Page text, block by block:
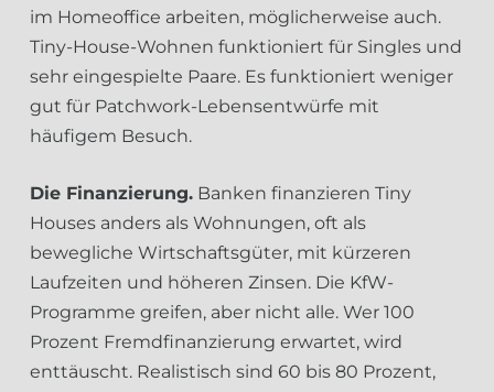
im Homeoffice arbeiten, möglicherweise auch.
Tiny-House-Wohnen funktioniert für Singles und
sehr eingespielte Paare. Es funktioniert weniger
gut für Patchwork-Lebensentwürfe mit
häufigem Besuch.
Die Finanzierung. Banken finanzieren Tiny
Houses anders als Wohnungen, oft als
bewegliche Wirtschaftsgüter, mit kürzeren
Laufzeiten und höheren Zinsen. Die KfW-
Programme greifen, aber nicht alle. Wer 100
Prozent Fremdfinanzierung erwartet, wird
enttäuscht. Realistisch sind 60 bis 80 Prozent,